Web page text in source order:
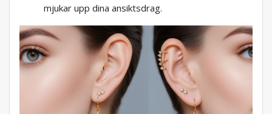
mjukar upp dina ansiktsdrag.